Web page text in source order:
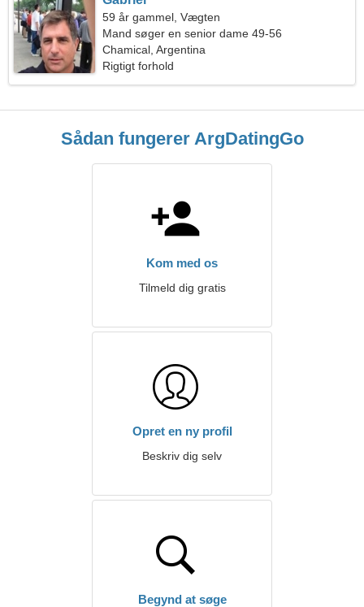
59 år gammel, Vægten
Mand søger en senior dame 49-56
Chamical, Argentina
Rigtigt forhold
Sådan fungerer ArgDatingGo
Kom med os
Tilmeld dig gratis
Opret en ny profil
Beskriv dig selv
Begynd at søge